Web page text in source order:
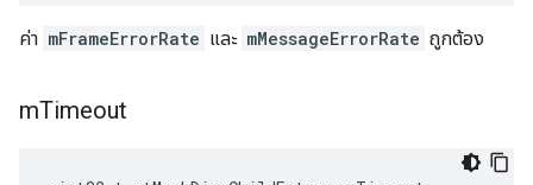
ค่า mFrameErrorRate และ mMessageErrorRate ถูกต้อง
mTimeout